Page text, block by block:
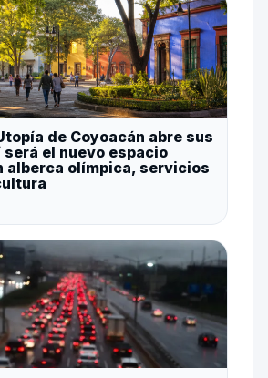
de Coyoacán abre sus
el nuevo espacio
alberca olímpica, servicios